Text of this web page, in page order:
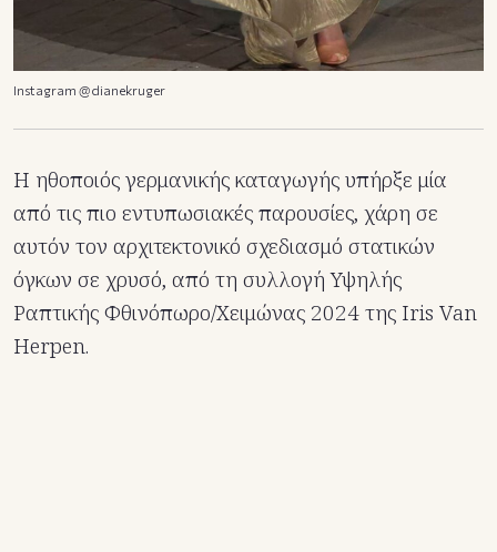
Instagram @dianekruger
Η ηθοποιός γερμανικής καταγωγής υπήρξε μία
από τις πιο εντυπωσιακές παρουσίες, χάρη σε
αυτόν τον αρχιτεκτονικό σχεδιασμό στατικών
όγκων σε χρυσό, από τη συλλογή Υψηλής
Ραπτικής Φθινόπωρο/Χειμώνας 2024 της Iris Van
Herpen.